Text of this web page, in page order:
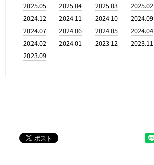
2025.05
2025.04 2025.03 2025.02
2024.12
2024.11 2024.10 2024.09
2024.07
2024.06 2024.05 2024.04
2024.02
2024.01 2023.12 2023.11
2023.09